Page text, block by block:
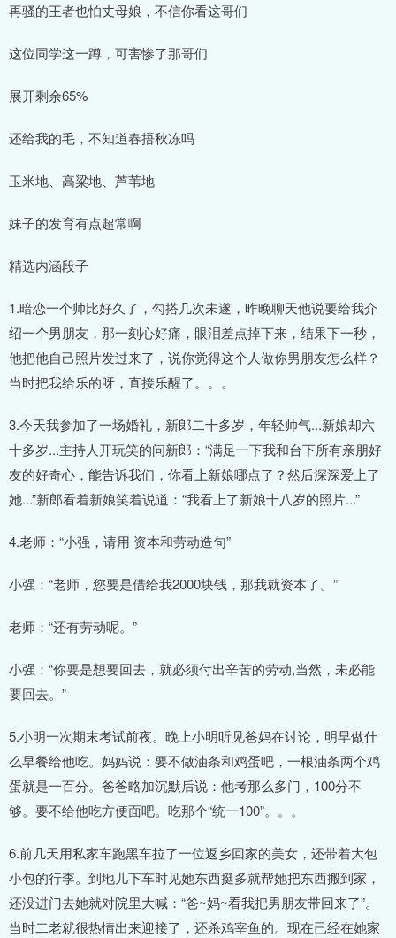
再骚的王者也怕丈母娘，不信你看这哥们
这位同学这一蹲，可害惨了那哥们
展开剩余65%
还给我的毛，不知道春捂秋冻吗
玉米地、高粱地、芦苇地
妹子的发育有点超常啊
精选内涵段子
1.暗恋一个帅比好久了，勾搭几次未遂，昨晚聊天他说要给我介
绍一个男朋友，那一刻心好痛，眼泪差点掉下来，结果下一秒，
他把他自己照片发过来了，说你觉得这个人做你男朋友怎么样？
当时把我给乐的呀，直接乐醒了。。。
3.今天我参加了一场婚礼，新郎二十多岁，年轻帅气...新娘却六
十多岁...主持人开玩笑的问新郎：“满足一下我和台下所有亲朋好
友的好奇心，能告诉我们，你看上新娘哪点了？然后深深爱上了
她...”新郎看着新娘笑着说道：“我看上了新娘十八岁的照片...”
4.老师：“小强，请用 资本和劳动造句”
小强：“老师，您要是借给我2000块钱，那我就资本了。”
老师：“还有劳动呢。”
小强：“你要是想要回去，就必须付出辛苦的劳动,当然，未必能
要回去。”
5.小明一次期末考试前夜。晚上小明听见爸妈在讨论，明早做什
么早餐给他吃。妈妈说：要不做油条和鸡蛋吧，一根油条两个鸡
蛋就是一百分。爸爸略加沉默后说：他考那么多门，100分不
够。要不给他吃方便面吧。吃那个“统一100”。。。
6.前几天用私家车跑黑车拉了一位返乡回家的美女，还带着大包
小包的行李。到地儿下车时见她东西挺多就帮她把东西搬到家，
还没进门去她就对院里大喊：“爸~妈~看我把男朋友带回来了”。
当时二老就很热情出来迎接了，还杀鸡宰鱼的。现在已经在她家